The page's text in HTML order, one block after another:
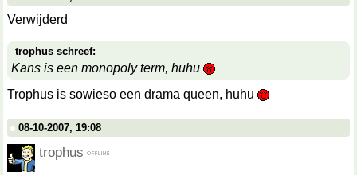
Verwijderd
trophus schreef:
Kans is een monopoly term, huhu
Trophus is sowieso een drama queen, huhu
08-10-2007, 19:08
trophus